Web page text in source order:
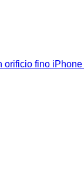
orificio fino